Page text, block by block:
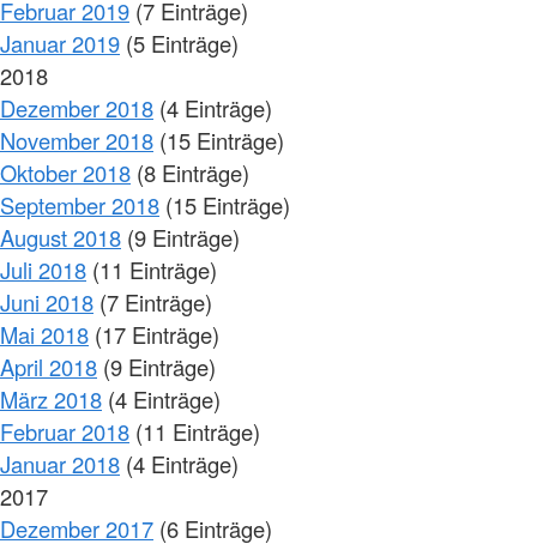
Februar 2019 (7 Einträge)
Januar 2019 (5 Einträge)
2018
Dezember 2018 (4 Einträge)
November 2018 (15 Einträge)
Oktober 2018 (8 Einträge)
September 2018 (15 Einträge)
August 2018 (9 Einträge)
Juli 2018 (11 Einträge)
Juni 2018 (7 Einträge)
Mai 2018 (17 Einträge)
April 2018 (9 Einträge)
März 2018 (4 Einträge)
Februar 2018 (11 Einträge)
Januar 2018 (4 Einträge)
2017
Dezember 2017 (6 Einträge)